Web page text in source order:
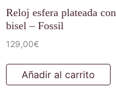
Reloj esfera plateada con
bisel – Fossil
129,00€
Añadir al carrito